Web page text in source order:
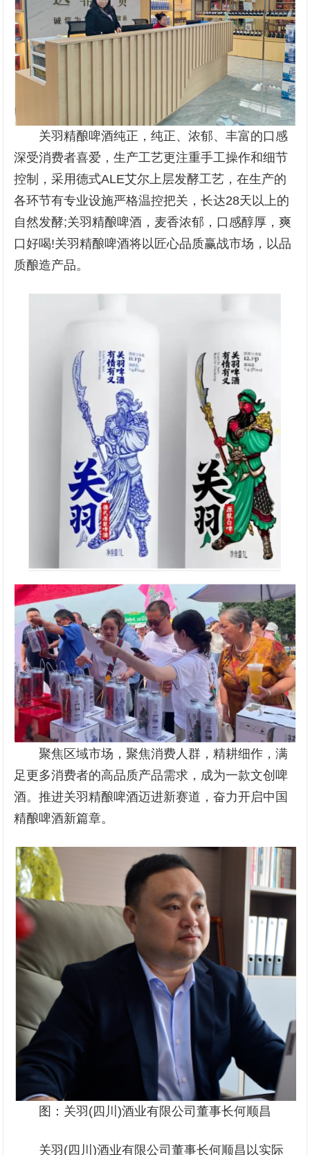
关羽精酿啤酒纯正，纯正、浓郁、丰富的口感
深受消费者喜爱，生产工艺更注重手工操作和细节
控制，采用德式ALE艾尔上层发酵工艺，在生产的
各环节有专业设施严格温控把关，长达28天以上的
自然发酵;关羽精酿啤酒，麦香浓郁，口感醇厚，爽
口好喝!关羽精酿啤酒将以匠心品质赢战市场，以品
质酿造产品。
聚焦区域市场，聚焦消费人群，精耕细作，满
足更多消费者的高品质产品需求，成为一款文创啤
酒。推进关羽精酿啤酒迈进新赛道，奋力开启中国
精酿啤酒新篇章。
图：关羽(四川)酒业有限公司董事长何顺昌
关羽(四川)酒业有限公司董事长何顺昌以实际